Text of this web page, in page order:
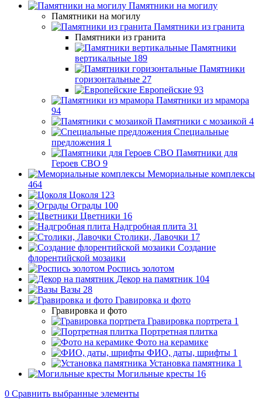
Памятники на могилу
Памятники на могилу
Памятники из гранита
Памятники из гранита
Памятники
вертикальные 189
Памятники
горизонтальные 27
Европейские 93
Памятники из мрамора
94
Памятники с мозаикой 4
Специальные
предложения 1
Памятники для
Героев СВО 9
Мемориальные комплексы
464
Цоколя 123
Ограды 100
Цветники 16
Надгробная плита 31
Столики, Лавочки 17
Создание
флорентийской мозаики
Роспись золотом
Декор на памятник 104
Вазы 28
Гравировка и фото
Гравировка и фото
Гравировка портрета 1
Портретная плитка
Фото на керамике
ФИО, даты, шрифты 1
Установка памятника 1
Могильные кресты 16
0 Сравнить выбранные элементы